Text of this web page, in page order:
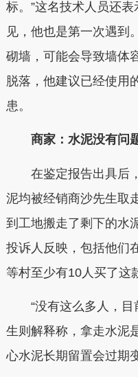
标。”这名技术人员还
见，他也是第一次遇到
砌墙，可能会导致墙体
脱落，他建议已经使用
患。
商家：水泥没有问
在鉴定报告出具后，
泥均被经销商沙先生取
到工地搬走了剩下的水
投诉人反映，包括他们
等村至少有10人买了这
“没有这么多人，目
生则解释称，拿走水泥
心水泥长期留置会过期